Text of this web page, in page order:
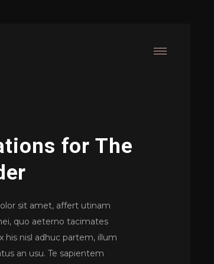
for The
sit amet, affert utinam
quo aeterno tacimates
his nisl adhuc partem, illum
an usu. Te sapientem